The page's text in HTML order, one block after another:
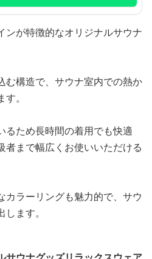
ンが特徴的なオリジナルサウナ
む構造で、サウナ室内での熱か
。
るため長時間の着用でも快適
者まで幅広くお使いいただける
カラーリングも魅力的で、サウ
ます。